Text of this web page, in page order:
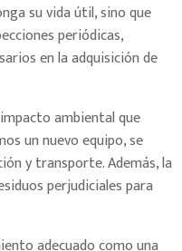
su vida útil, sino que
periódicas,
en la adquisición de
ambiental que
un nuevo equipo, se
y transporte. Además, la
perjudiciales para